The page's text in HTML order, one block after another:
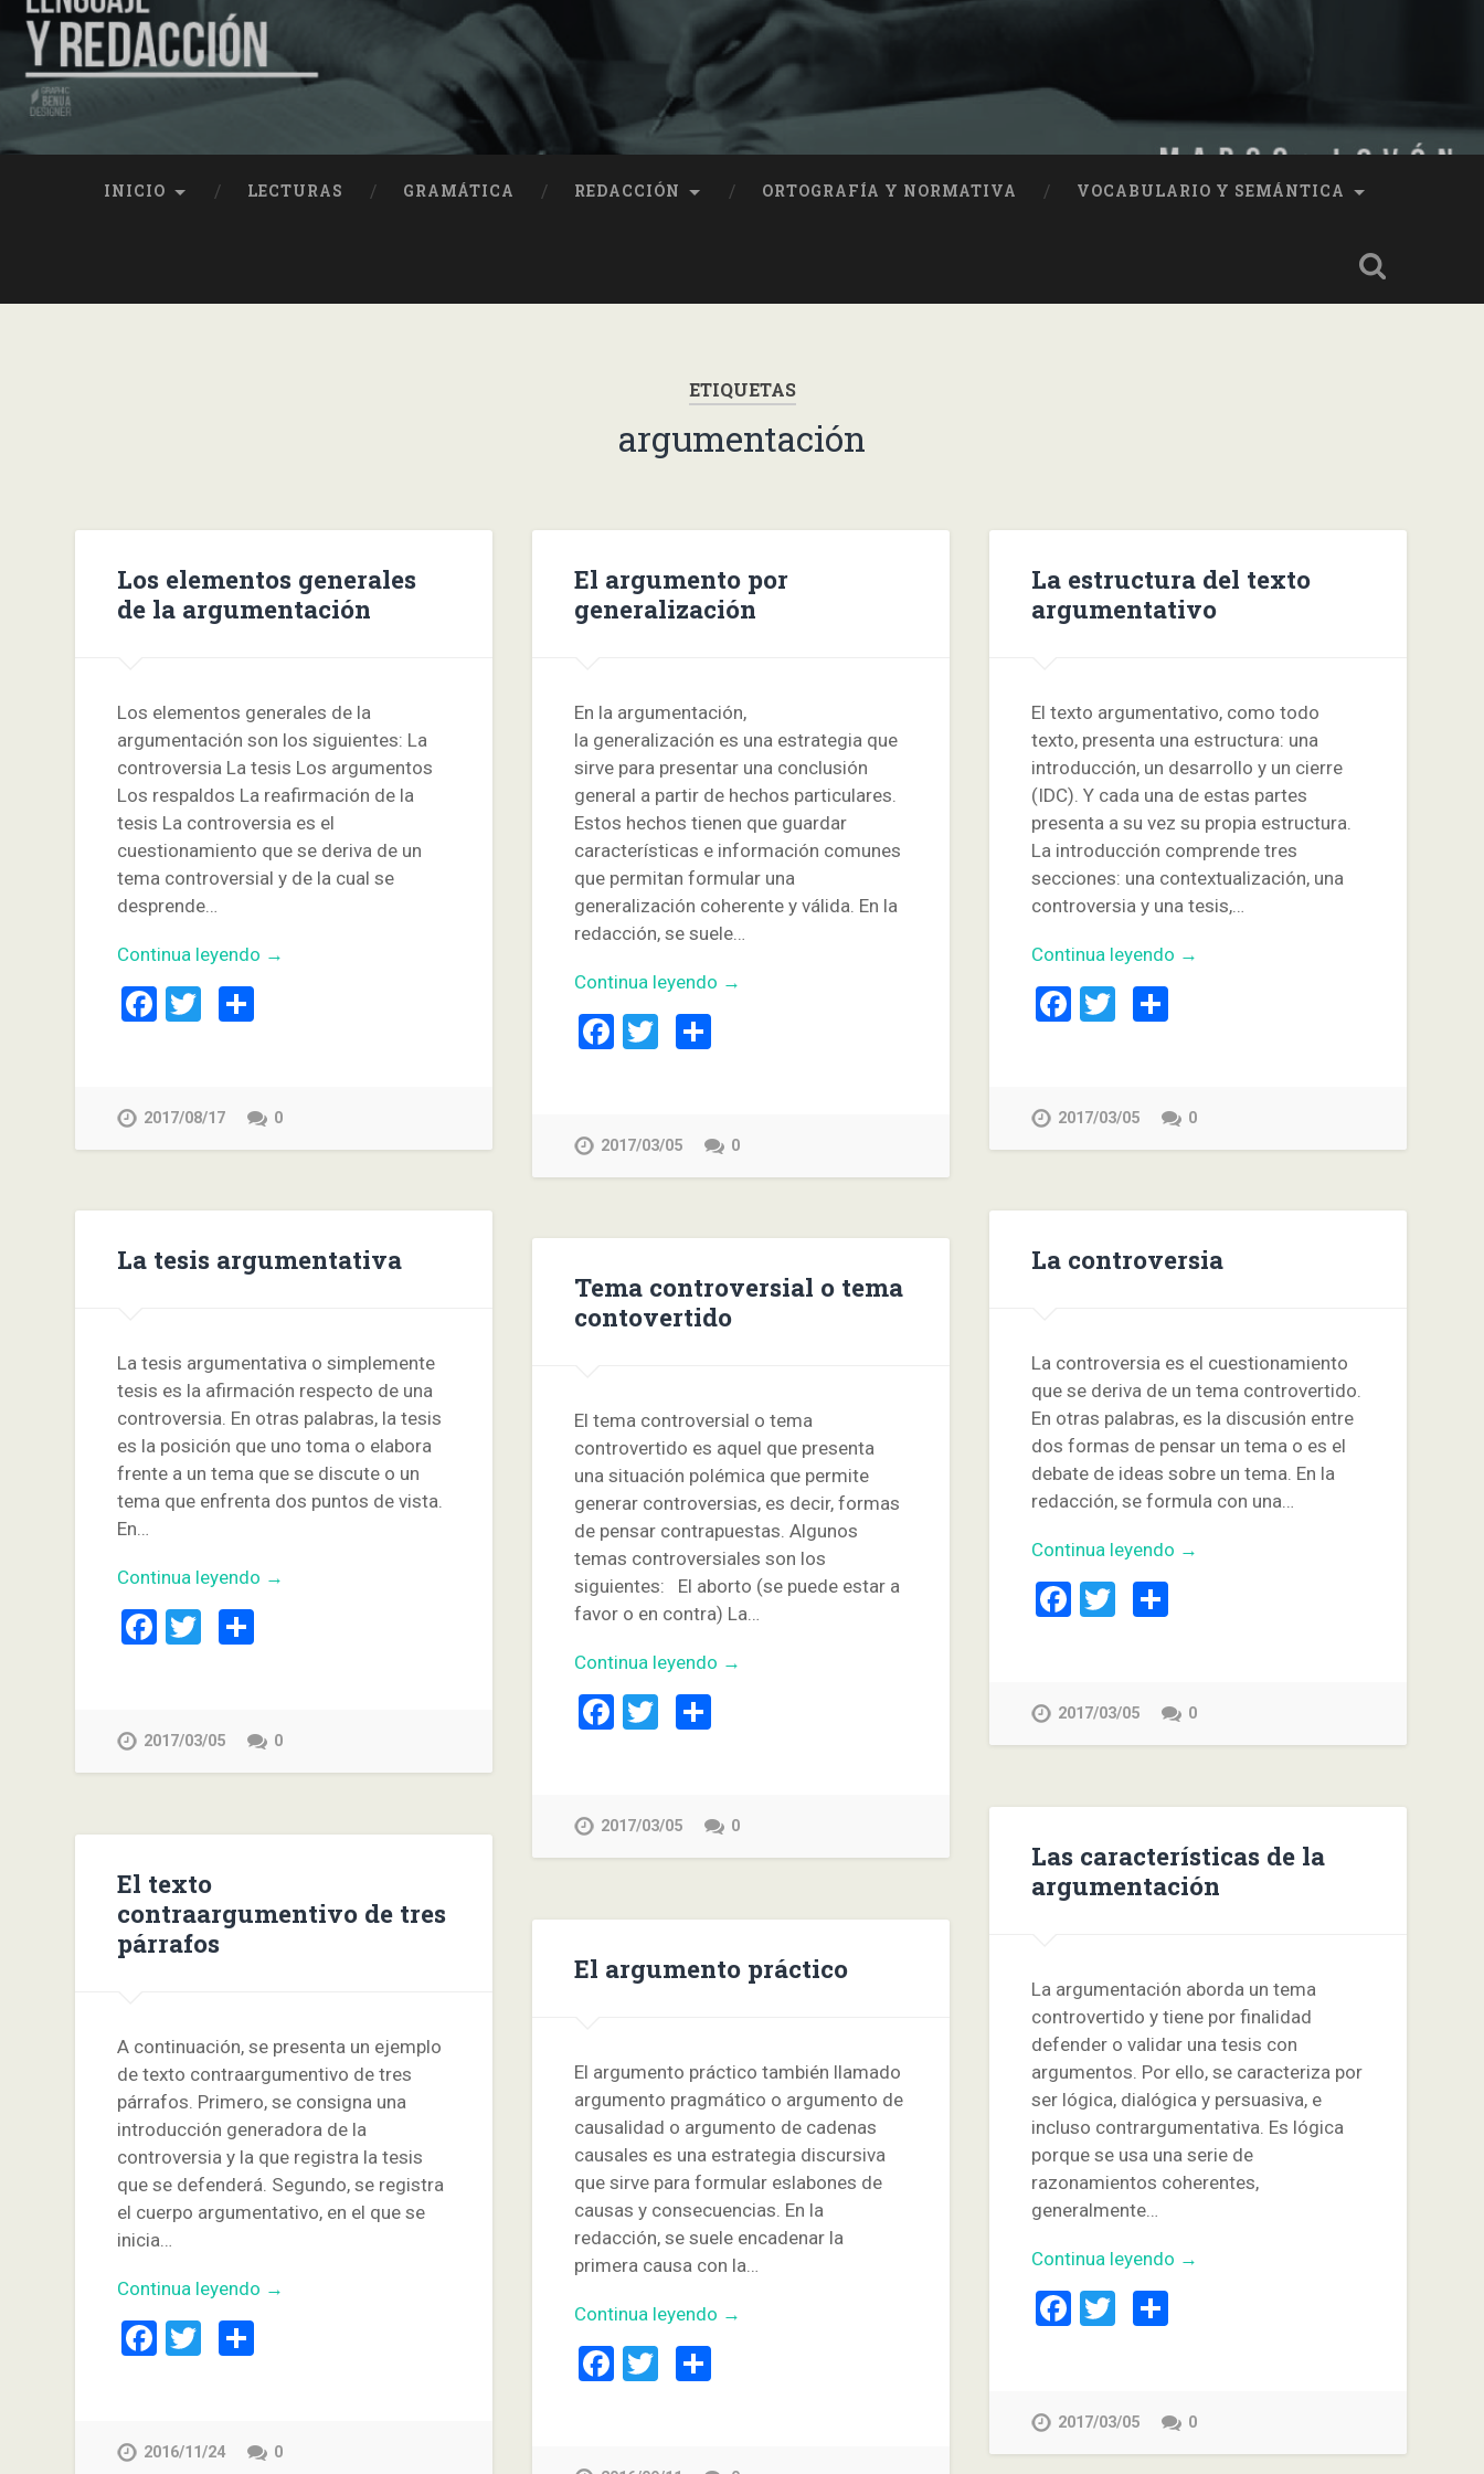
INICIO LECTURAS GRAMÁTICA REDACCIÓN ORTOGRAFÍA Y NORMATIVA VOCABULARIO Y SEMÁNTICA
ETIQUETAS
argumentación
Los elementos generales
de la argumentación
Los elementos generales de la
argumentación son los siguientes: La
controversia La tesis Los argumentos
Los respaldos La reafirmación de la
tesis La controversia es el
cuestionamiento que se deriva de un
tema controversial y de la cual se
desprende…
Continua leyendo →
Facebook
Twitter
2017/08/17 0
El argumento por
generalización
En la argumentación,
la generalización es una estrategia que
sirve para presentar una conclusión
general a partir de hechos particulares.
Estos hechos tienen que guardar
características e información comunes
que permitan formular una
generalización coherente y válida. En la
redacción, se suele…
Continua leyendo →
Facebook
Twitter
2017/03/05 0
La estructura del texto
argumentativo
El texto argumentativo, como todo
texto, presenta una estructura: una
introducción, un desarrollo y un cierre
(IDC). Y cada una de estas partes
presenta a su vez su propia estructura.
La introducción comprende tres
secciones: una contextualización, una
controversia y una tesis,…
Continua leyendo →
Facebook
Twitter
2017/03/05 0
La tesis argumentativa
La tesis argumentativa o simplemente
tesis es la afirmación respecto de una
controversia. En otras palabras, la tesis
es la posición que uno toma o elabora
frente a un tema que se discute o un
tema que enfrenta dos puntos de vista.
En…
Continua leyendo →
Facebook
Twitter
2017/03/05 0
La controversia
La controversia es el cuestionamiento
que se deriva de un tema controvertido.
En otras palabras, es la discusión entre
dos formas de pensar un tema o es el
debate de ideas sobre un tema. En la
redacción, se formula con una…
Continua leyendo →
Facebook
Twitter
2017/03/05 0
Tema controversial o tema
contovertido
El tema controversial o tema
controvertido es aquel que presenta
una situación polémica que permite
generar controversias, es decir, formas
de pensar contrapuestas. Algunos
temas controversiales son los
siguientes: El aborto (se puede estar a
favor o en contra) La…
Continua leyendo →
Facebook
Twitter
2017/03/05 0
Las características de la
argumentación
La argumentación aborda un tema
controvertido y tiene por finalidad
defender o validar una tesis con
argumentos. Por ello, se caracteriza por
ser lógica, dialógica y persuasiva, e
incluso contrargumentativa. Es lógica
porque se usa una serie de
razonamientos coherentes,
generalmente…
Continua leyendo →
Facebook
Twitter
2017/03/05 0
El texto
contraargumentivo de tres
párrafos
A continuación, se presenta un ejemplo
de texto contraargumentivo de tres
párrafos. Primero, se consigna una
introducción generadora de la
controversia y la que registra la tesis
que se defenderá. Segundo, se registra
el cuerpo argumentativo, en el que se
inicia…
Continua leyendo →
Facebook
Twitter
2016/11/24 0
El argumento práctico
El argumento práctico también llamado
argumento pragmático o argumento de
causalidad o argumento de cadenas
causales es una estrategia discursiva
que sirve para formular eslabones de
causas y consecuencias. En la
redacción, se suele encadenar la
primera causa con la…
Continua leyendo →
Facebook
Twitter